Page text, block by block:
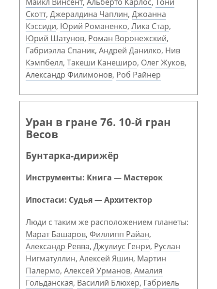
Скотт, Джералдина Чаплин, Джоанна
Кэссиди, Юрий Романенко, Лика Стар,
Юрий Шатунов, Роман Воронежский,
Габриэлла Спаник, Андрей Данилко, Нив
Кэмпбелл, Такеши Канеширо, Олег Жуков,
Александр Филимонов, Роб Райнер
Уран в гране 76. 10-й гран
Весов
Бунтарка-дирижёр
Инструменты: Книга — Мастерок
Ипостаси: Судья — Архитектор
Люди с таким же расположением планеты:
Марат Башаров, Филлипп Райан,
Александр Ревва, Джулиус Генри, Руслан
Нигматуллин, Алексей Яшин, Мартин
Палермо, Алексей Урманов, Амалия
Гольданская, Василий Блюхер, Габриель